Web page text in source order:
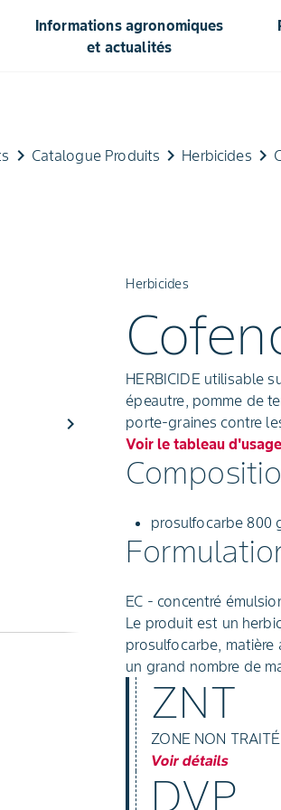
Informations agronomiques
et actualités
keyboard_arrow_right Catalogue Produits keyboard_arrow_right Herbicides keyboard_arrow_right
chevron_right
Herbicides
HERBICIDE utilisable
épeautre, pomme de
porte-graines contre
Voir le tableau
prosulfocarbe 800
EC - concentré
Le produit est un
prosulfocarbe, matière
un grand nombre de
ZNT
ZONE NON
Voir détails
DVP